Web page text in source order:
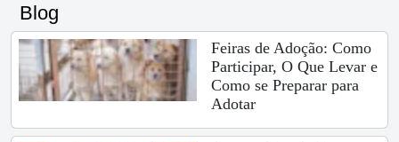
Blog
Feiras de Adoção: Como
Participar, O Que Levar e
Como se Preparar para
Adotar